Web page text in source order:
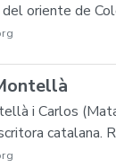
oriente de
i Carlos
catalana.